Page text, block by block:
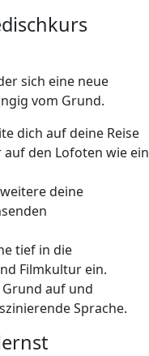
sich eine neue
vom Grund.
dich auf deine Reise
den Lofoten wie ein
deine
tief in die
Filmkultur ein.
auf und
Sprache.